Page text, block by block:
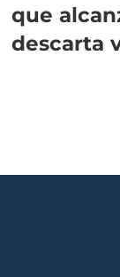
que
descarta